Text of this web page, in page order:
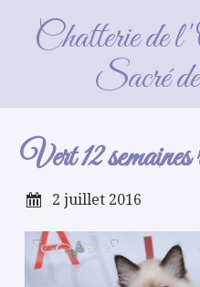
Chatterie de
Sacré
Vert 12
Vert 12 semaines
2 juillet 2016